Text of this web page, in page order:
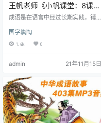
王帆老师《小帆课堂：8课时
搞定成语词典》教学视频 共
成语是在语言中经过长期实践，锤
快、要言不繁、因近取譬、画龙点
睛的特点，是汉语词汇中的精华。
因而正确地辨析和运用成语也一直
视成语学习，加强成语积累，本应
而，许多中学生在这方面却不懂正
确的学习方法，不仅在成语学习上
盲目随意，而且在知识的理解和掌
握方面也显得模糊混乱。所以今天
小编给大家带来了小帆课堂的8课时
搞定成…
国学熏陶
1.4k 0
admin 21年11月15日